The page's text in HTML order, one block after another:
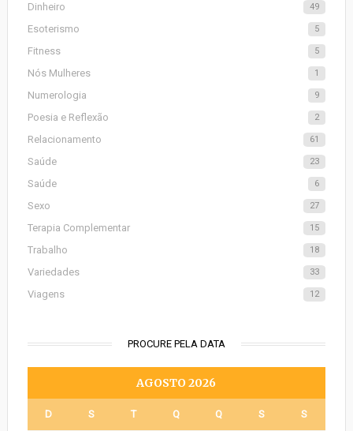
Dinheiro 49
Esoterismo 5
Fitness 5
Nós Mulheres 1
Numerologia 9
Poesia e Reflexão 2
Relacionamento 61
Saúde 23
Saúde 6
Sexo 27
Terapia Complementar 15
Trabalho 18
Variedades 33
Viagens 12
PROCURE PELA DATA
AGOSTO 2026
D S T Q Q S S